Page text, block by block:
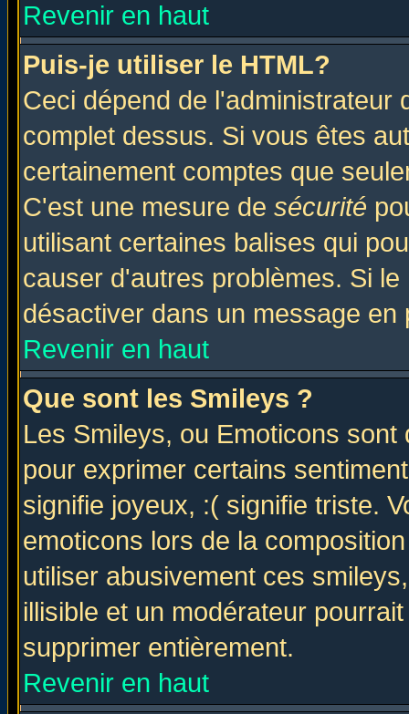
Revenir en haut
Puis-je utiliser le HTML?
Ceci dépend de l'administrateur
complet dessus. Si vous êtes
certainement comptes que
C'est une mesure de sécurité
utilisant certaines balises qui
causer d'autres problèmes. Si
désactiver dans un message
Revenir en haut
Que sont les Smileys ?
Les Smileys, ou Emoticons
pour exprimer certains
signifie joyeux, :( signifie triste.
emoticons lors de la
utiliser abusivement ces
illisible et un modérateur
supprimer entièrement.
Revenir en haut